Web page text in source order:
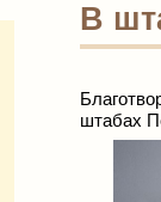
В
штабах